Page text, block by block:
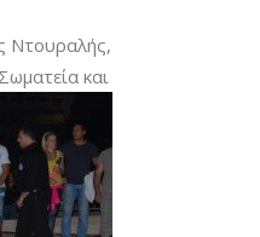
Ντουραλής,
και